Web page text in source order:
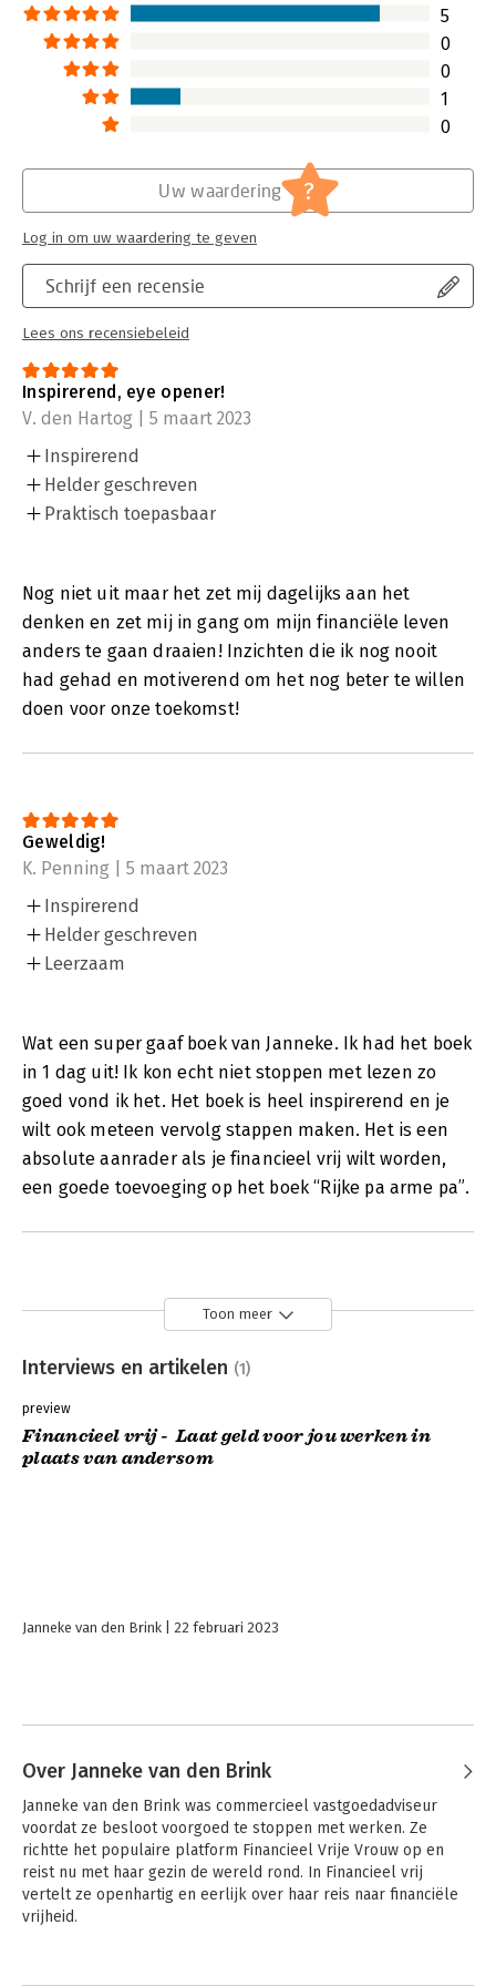
5
0
0
1
0
Schrijf een recensie
Lees ons recensiebeleid
Uw waardering ?
Log in om uw waardering te geven
Inspirerend, eye opener!
V. den Hartog | 5 maart 2023
Inspirerend
Helder geschreven
Praktisch toepasbaar
Nog niet uit maar het zet mij dagelijks aan het
denken en zet mij in gang om mijn financiële leven
anders te gaan draaien! Inzichten die ik nog nooit
had gehad en motiverend om het nog beter te willen
doen voor onze toekomst!
Geweldig!
K. Penning | 5 maart 2023
Inspirerend
Helder geschreven
Leerzaam
Wat een super gaaf boek van Janneke. Ik had het boek
in 1 dag uit! Ik kon echt niet stoppen met lezen zo
goed vond ik het. Het boek is heel inspirerend en je
wilt ook meteen vervolg stappen maken. Het is een
absolute aanrader als je financieel vrij wilt worden,
een goede toevoeging op het boek “Rijke pa arme pa”.
Toon meer
Interviews en artikelen (1)
preview
Financieel vrij - Laat geld voor jou werken in
plaats van andersom
Janneke van den Brink 22 februari 2023
Over Janneke van den Brink
Janneke van den Brink was commercieel vastgoedadviseur
voordat ze besloot voorgoed te stoppen met werken. Ze
richtte het populaire platform Financieel Vrije Vrouw op en
reist nu met haar gezin de wereld rond. In Financieel vrij
vertelt ze openhartig en eerlijk over haar reis naar financiële
vrijheid.